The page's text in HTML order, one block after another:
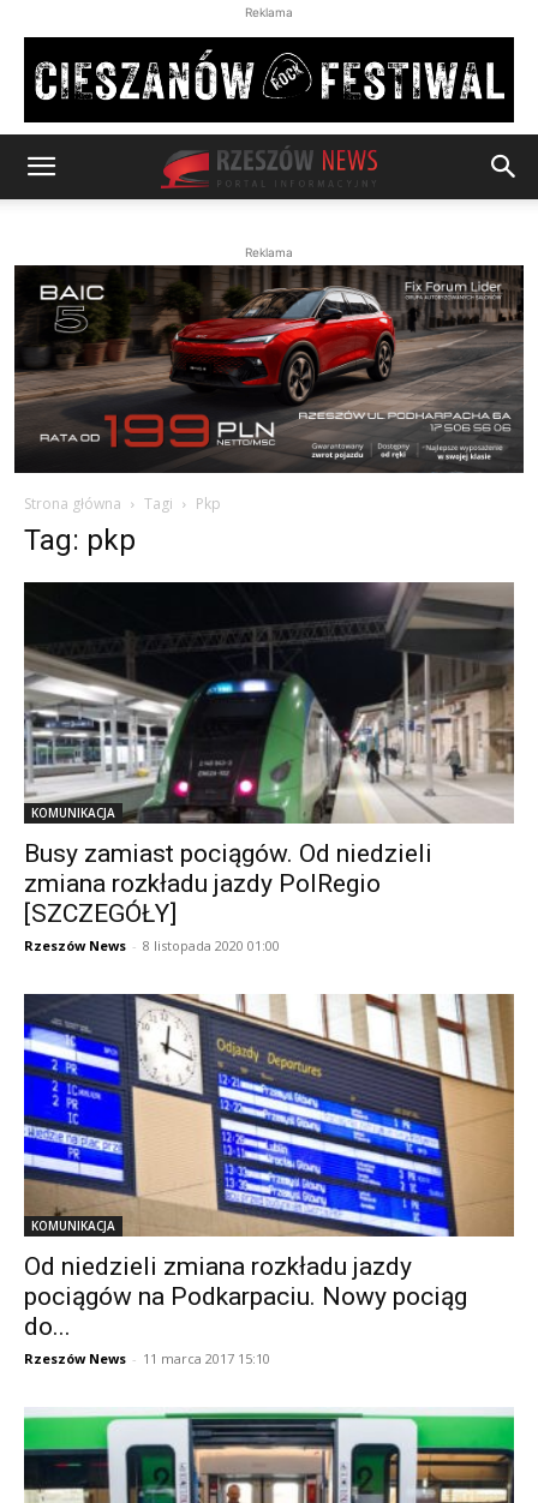
Reklama
Reklama
Strona główna Tagi Pkp
Tag: pkp
KOMUNIKACJA
Busy zamiast pociągów. Od niedzieli
zmiana rozkładu jazdy PolRegio
[SZCZEGÓŁY]
Rzeszów News - 8 listopada 2020 01:00
KOMUNIKACJA
Od niedzieli zmiana rozkładu jazdy
pociągów na Podkarpaciu. Nowy pociąg
do...
Rzeszów News - 11 marca 2017 15:10